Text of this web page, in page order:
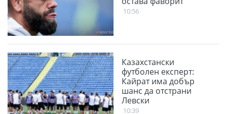
10:56
Казахстански
футболен експерт:
Кайрат има добър
шанс да отстрани
Левски
10:39